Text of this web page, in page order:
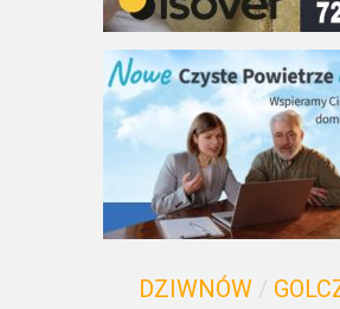
DZIWNÓW /